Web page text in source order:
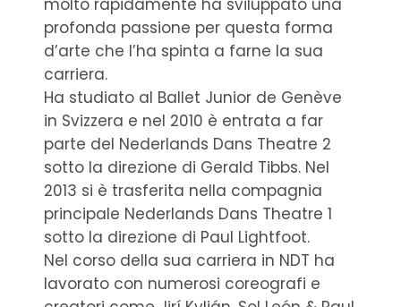
profonda passione per questa forma
d’arte che l’ha spinta a farne la sua
carriera.
Ha studiato al Ballet Junior de Genève
in Svizzera e nel 2010 è entrata a far
parte del Nederlands Dans Theatre 2
sotto la direzione di Gerald Tibbs. Nel
2013 si è trasferita nella compagnia
principale Nederlands Dans Theatre 1
sotto la direzione di Paul Lightfoot.
Nel corso della sua carriera in NDT ha
lavorato con numerosi coreografi e